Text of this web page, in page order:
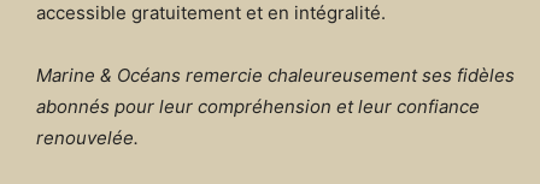
accessible gratuitement et en intégralité.
Marine & Océans remercie chaleureusement ses fidèles
abonnés pour leur compréhension et leur confiance
renouvelée.